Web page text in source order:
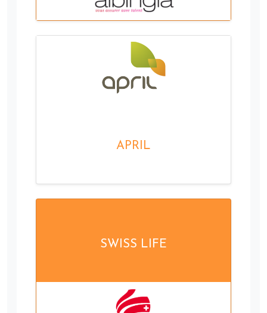
APRIL
SWISS LIFE